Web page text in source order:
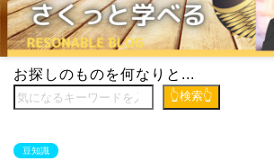
お探しのものを何なりと...
👆検索👆
豆知識